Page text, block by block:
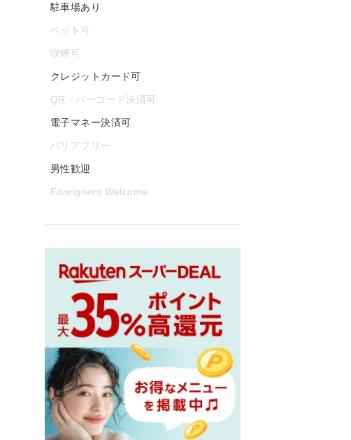
駐車場あり
ペット可
喫煙可
クレジットカード可
QR・バーコード決済可
電子マネー決済可
バリアフリー
男性歓迎
Foreigners Welcome